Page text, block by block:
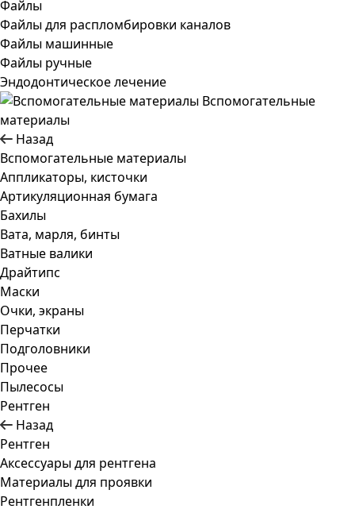
Файлы
Файлы для распломбировки каналов
Файлы машинные
Файлы ручные
Эндодонтическое лечение
Вспомогательные
материалы
Назад
Вспомогательные материалы
Аппликаторы, кисточки
Артикуляционная бумага
Бахилы
Вата, марля, бинты
Ватные валики
Драйтипс
Маски
Очки, экраны
Перчатки
Подголовники
Прочее
Пылесосы
Рентген
Назад
Рентген
Аксессуары для рентгена
Материалы для проявки
Рентгенпленки